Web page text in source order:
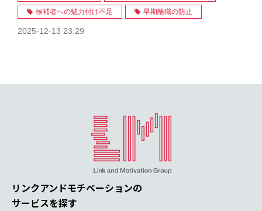
候補者への魅力付け不足 早期離職の防止
2025-12-13 23:29
リンクアンドモチベーションの
サービスを探す